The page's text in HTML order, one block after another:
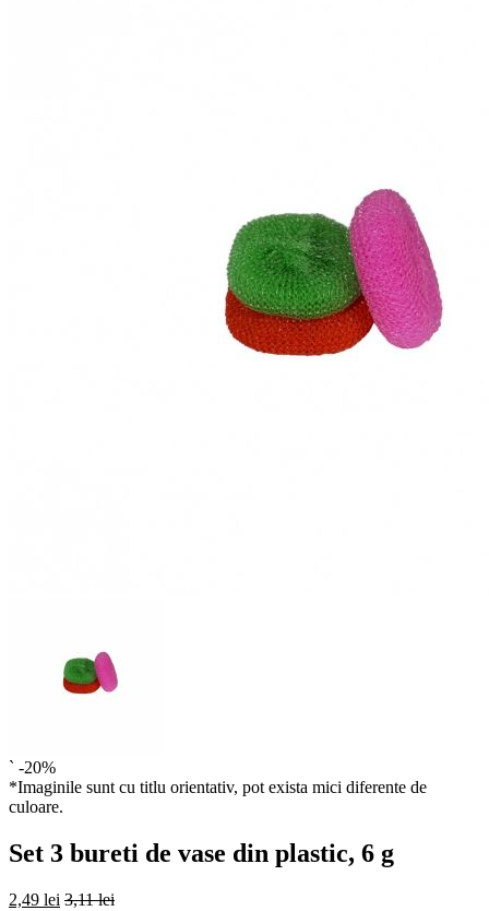
` -20%
*Imaginile sunt cu titlu orientativ, pot exista mici diferente de
culoare.
Set 3 bureti de vase din plastic, 6 g
2,49 lei 3,11 lei